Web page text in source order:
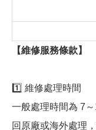
【維修服務條款】
1️⃣ 維修處理時間
一般處理時間為 7
回原廠或海外處理